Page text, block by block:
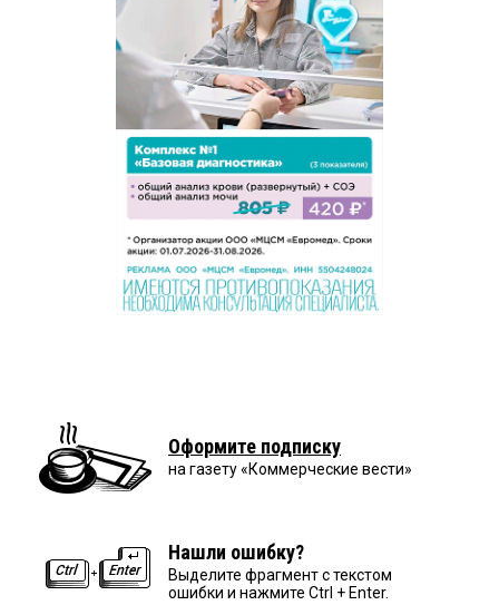
Оформите подписку
на газету «Коммерческие вести»
Нашли ошибку?
Выделите фрагмент с текстом
ошибки и нажмите Ctrl + Enter.